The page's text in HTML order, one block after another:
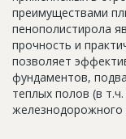
Личный кабинет
преимуществами
пенополистирола
прочность и
позволяет
фундаментов,
теплых полов (в
железнодорожного